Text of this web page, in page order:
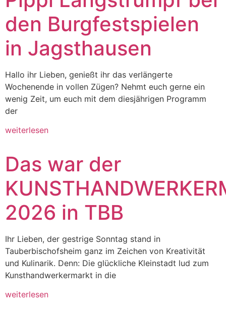
den Burgfestspielen
in Jagsthausen
Hallo ihr Lieben, genießt ihr das verlängerte
Wochenende in vollen Zügen? Nehmt euch gerne ein
wenig Zeit, um euch mit dem diesjährigen Programm
der
weiterlesen
Das war der
2026 in TBB
Ihr Lieben, der gestrige Sonntag stand in
Tauberbischofsheim ganz im Zeichen von Kreativität
und Kulinarik. Denn: Die glückliche Kleinstadt lud zum
Kunsthandwerkermarkt in die
weiterlesen